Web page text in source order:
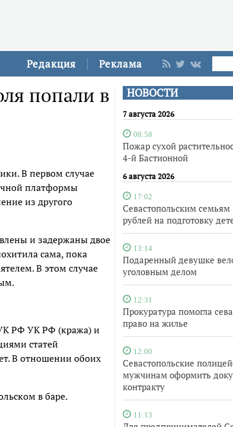
Редакция Реклама
НОВОСТИ
7 августа 2026
08:58
Пожар сухой
4-й Бастионной
6 августа 2026
17:02
Севастопольским семьям
рублей на подготовку
13:14
Подаренный девушке
уголовным делом
12:31
Прокуратура помогла
право на жилье
12:00
Севастопольские
мужчинам оформить
контракту
11:13
попали в
В первом случае
платформы
из другого
и задержаны двое
сама, пока
В этом случае
РФ УК РФ (кража) и
статей
В отношении обоих
в баре.